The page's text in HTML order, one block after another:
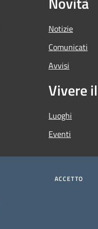
Notizie
Comunicati
Avvisi
Vivere
Luoghi
Eventi
ACCETTO